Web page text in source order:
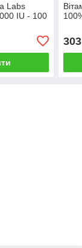
Labs
IU - 100
303